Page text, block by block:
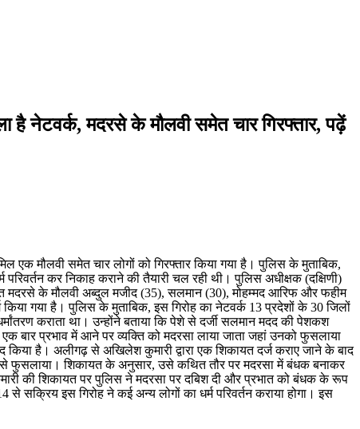
है नेटवर्क, मदरसे के मौलवी समेत चार गिरफ्तार, पढ़ें
एक मौलवी समेत चार लोगों को गिरफ्तार किया गया है। पुलिस के मुताबिक,
कर निकाह कराने की तैयारी चल रही थी। पुलिस अधीक्षक (दक्षिणी)
मदरसे के मौलवी अब्दुल मजीद (35), सलमान (30), मोहम्मद आरिफ और फहीम
गया है। पुलिस के मुताबिक, इस गिरोह का नेटवर्क 13 प्रदेशों के 30 जिलों
कराता था। उन्होंने बताया कि पेशे से दर्जी सलमान मदद की पेशकश
बार प्रभाव में आने पर व्यक्ति को मदरसा लाया जाता जहां उनको फुसलाया
किया है। अलीगढ़ से अखिलेश कुमारी द्वारा एक शिकायत दर्ज कराए जाने के बाद
फुसलाया। शिकायत के अनुसार, उसे कथित तौर पर मदरसा में बंधक बनाकर
की शिकायत पर पुलिस ने मदरसा पर दबिश दी और प्रभात को बंधक के रूप
सक्रिय इस गिरोह ने कई अन्य लोगों का धर्म परिवर्तन कराया होगा। इस